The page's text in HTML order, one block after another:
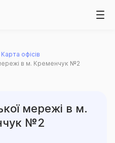
Карта офісів
в м. Кременчук №2
мережі в м.
№2